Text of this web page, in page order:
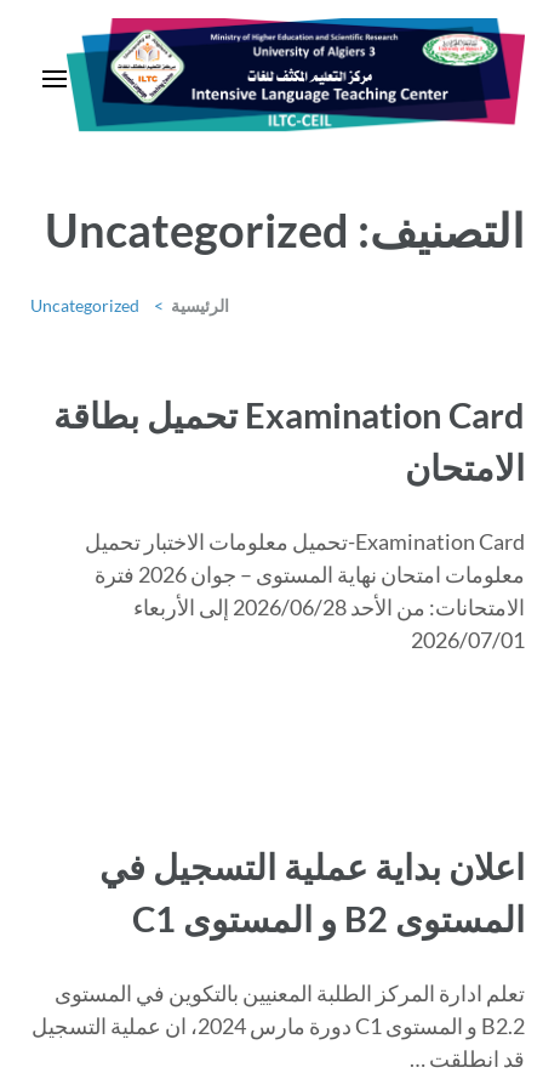
تخطى
إلى
المحتوى
(اضغط
التصنيف: Uncategorized
الرئيسية >
Uncategorized
Examination Card تحميل بطاقة
الامتحان
Examination Card-تحميل معلومات الاختبار تحميل
معلومات امتحان نهاية المستوى – جوان 2026 فترة
الامتحانات: من الأحد 2026/06/28 إلى الأربعاء
2026/07/01
اعلان بداية عملية التسجيل في
المستوى B2 و المستوى C1
تعلم ادارة المركز الطلبة المعنيين بالتكوين في المستوى
B2.2 و المستوى C1 دورة مارس 2024، ان عملية التسجيل
قد انطلقت …